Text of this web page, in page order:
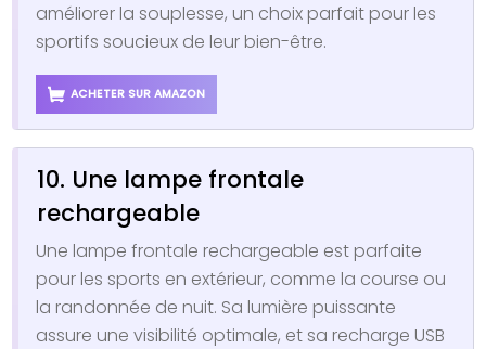
améliorer la souplesse, un choix parfait pour les
sportifs soucieux de leur bien-être.
ACHETER SUR AMAZON
10. Une lampe frontale
rechargeable
Une lampe frontale rechargeable est parfaite
pour les sports en extérieur, comme la course ou
la randonnée de nuit. Sa lumière puissante
assure une visibilité optimale, et sa recharge USB